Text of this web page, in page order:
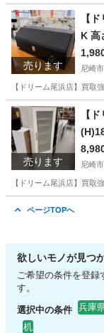
兵庫 尼崎市 収
売ります
【
K 高
あり
尼崎市
【ドリーム尾浜店】買取
兵庫 尼崎市 そ
売ります
【
れ・
尼崎市
【ドリーム尾浜店】買取
ページTOPへ
欲しいモノが見つ
ご希望の条件を登録
す。
選択中の条件 兵庫
机